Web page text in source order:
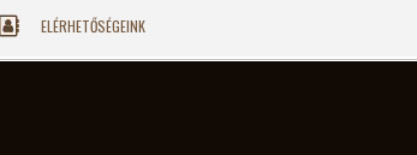
ELÉRHETŐSÉGEINK